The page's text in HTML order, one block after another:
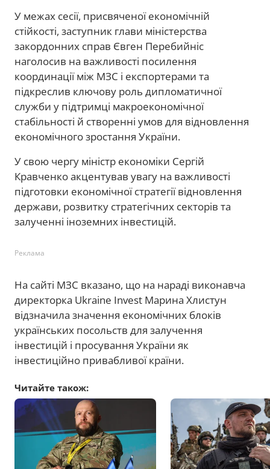
У межах сесії, присвяченої економічній
стійкості, заступник глави міністерства
закордонних справ Євген Перебийніс
наголосив на важливості посилення
координації між МЗС і експортерами та
підкреслив ключову роль дипломатичної
служби у підтримці макроекономічної
стабільності й створенні умов для відновлення
економічного зростання України.
У свою чергу міністр економіки Сергій
Кравченко акцентував увагу на важливості
підготовки економічної стратегії відновлення
держави, розвитку стратегічних секторів та
залученні іноземних інвестицій.
Реклама
На сайті МЗС вказано, що на нараді виконавча
директорка Ukraine Invest Марина Хлистун
відзначила значення економічних блоків
українських посольств для залучення
інвестицій і просування України як
інвестиційно привабливої країни.
Читайте також: